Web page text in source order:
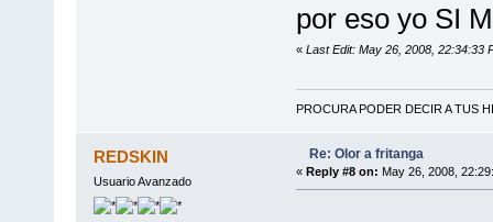
por eso yo SI
« Last Edit: May 26, 2008, 22:34:33
PROCURA PODER DECIR A TUS
REDSKIN
Usuario Avanzado
Re: Olor a fritanga
« Reply #8 on: May 26, 2008,